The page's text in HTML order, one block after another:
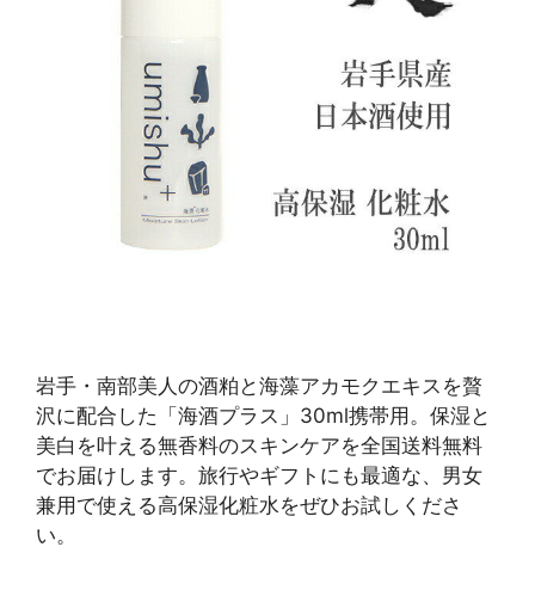
岩手・南部美人の酒粕と海藻アカモクエキスを贅
沢に配合した「海酒プラス」30ml携帯用。保湿と
美白を叶える無香料のスキンケアを全国送料無料
でお届けします。旅行やギフトにも最適な、男女
兼用で使える高保湿化粧水をぜひお試しくださ
い。